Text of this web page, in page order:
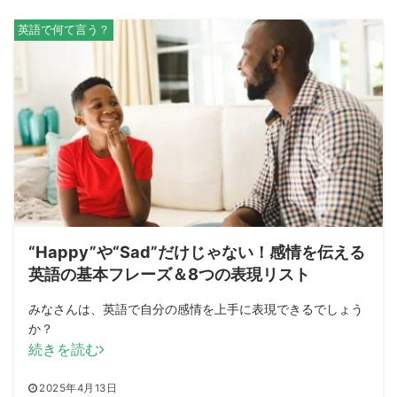
英語で何て言う？
“Happy”や“Sad”だけじゃない！感情を伝える
英語の基本フレーズ＆8つの表現リスト
みなさんは、英語で自分の感情を上手に表現できるでしょう
か？
2025年4月13日
続きを読む